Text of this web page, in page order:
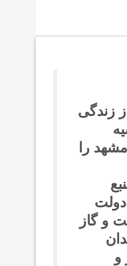
زندگی
مشهد را
در 8 سال دولت
نفت و گاز
و